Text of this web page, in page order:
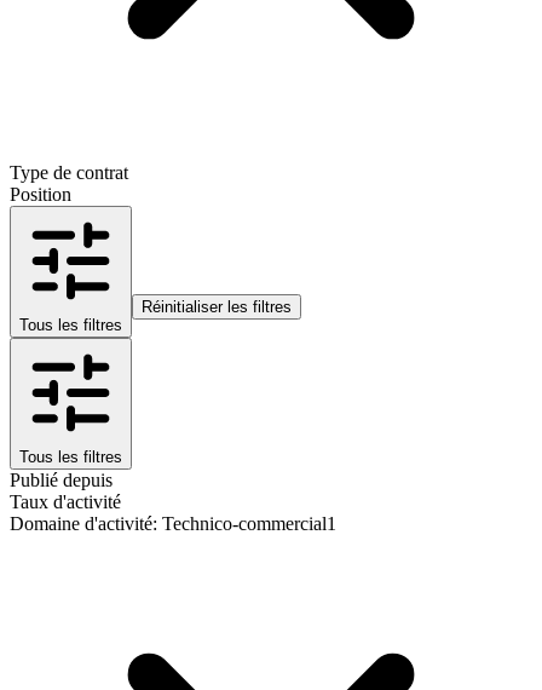
Type de contrat
Position
Tous les filtres
Réinitialiser les filtres
Tous les filtres
Publié depuis
Taux d'activité
Domaine d'activité: Technico-commercial1